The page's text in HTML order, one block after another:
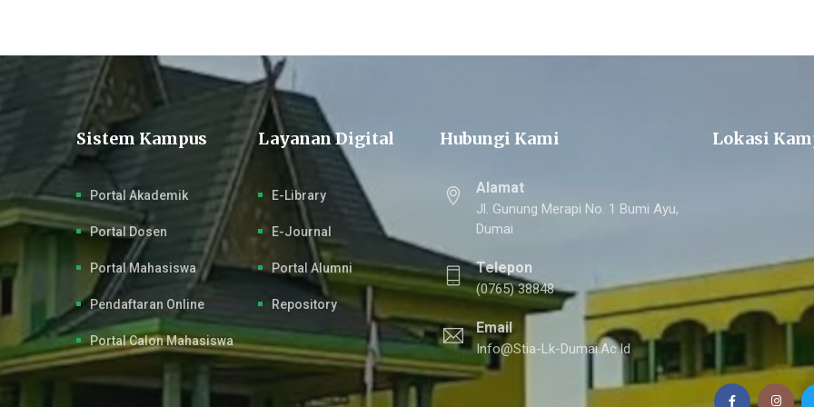
Sistem Kampus
Portal Akademik
Portal Dosen
Portal Mahasiswa
Pendaftaran Online
Portal Calon Mahasiswa
Layanan Digital
E-Library
E-Journal
Portal Alumni
Repository
Hubungi Kami
Alamat
Jl. Gunung Merapi No. 1 Bumi Ayu,
Dumai
Telepon
(0765) 38848
Email
Info@stia-Lk-Dumai.ac.id
Lokasi